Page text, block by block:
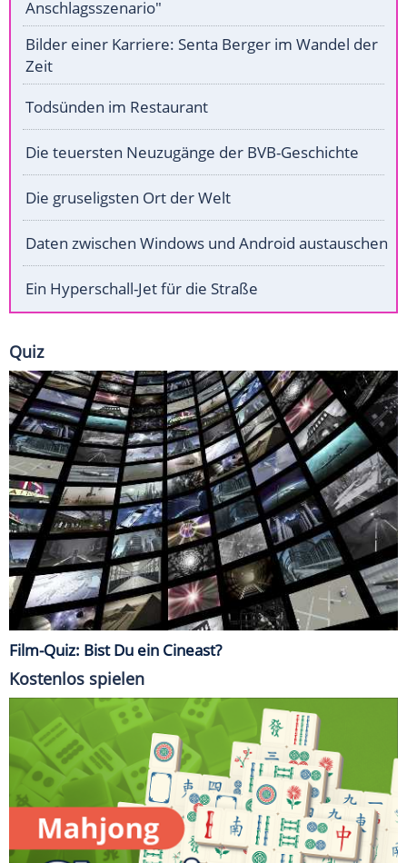
Anschlagsszenario"
Bilder einer Karriere: Senta Berger im Wandel der
Zeit
Todsünden im Restaurant
Die teuersten Neuzugänge der BVB-Geschichte
Die gruseligsten Ort der Welt
Daten zwischen Windows und Android austauschen
Ein Hyperschall-Jet für die Straße
Quiz
Film-Quiz: Bist Du ein Cineast?
Kostenlos spielen